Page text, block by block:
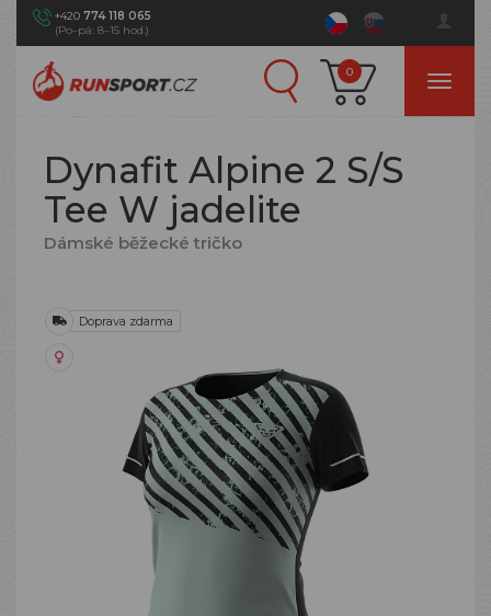
+420 774 118 065
(Po–pá: 8–15 hod.)
0
Dynafit Alpine 2 S/S
Tee W jadelite
Dámské běžecké tričko
Doprava zdarma